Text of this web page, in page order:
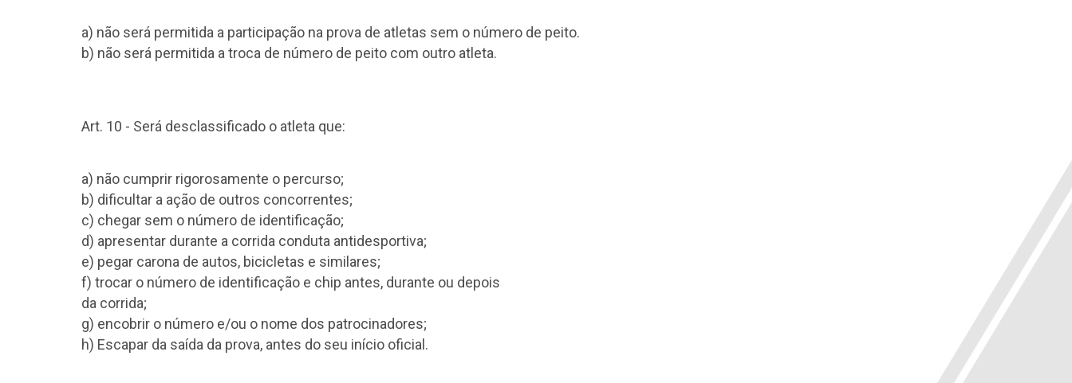
a) não será permitida a participação na prova de atletas sem o número de peito.
b) não será permitida a troca de número de peito com outro atleta.
Art. 10 - Será desclassificado o atleta que:
a) não cumprir rigorosamente o percurso;
b) dificultar a ação de outros concorrentes;
c) chegar sem o número de identificação;
d) apresentar durante a corrida conduta antidesportiva;
e) pegar carona de autos, bicicletas e similares;
f) trocar o número de identificação e chip antes, durante ou depois
da corrida;
g) encobrir o número e/ou o nome dos patrocinadores;
h) Escapar da saída da prova, antes do seu início oficial.